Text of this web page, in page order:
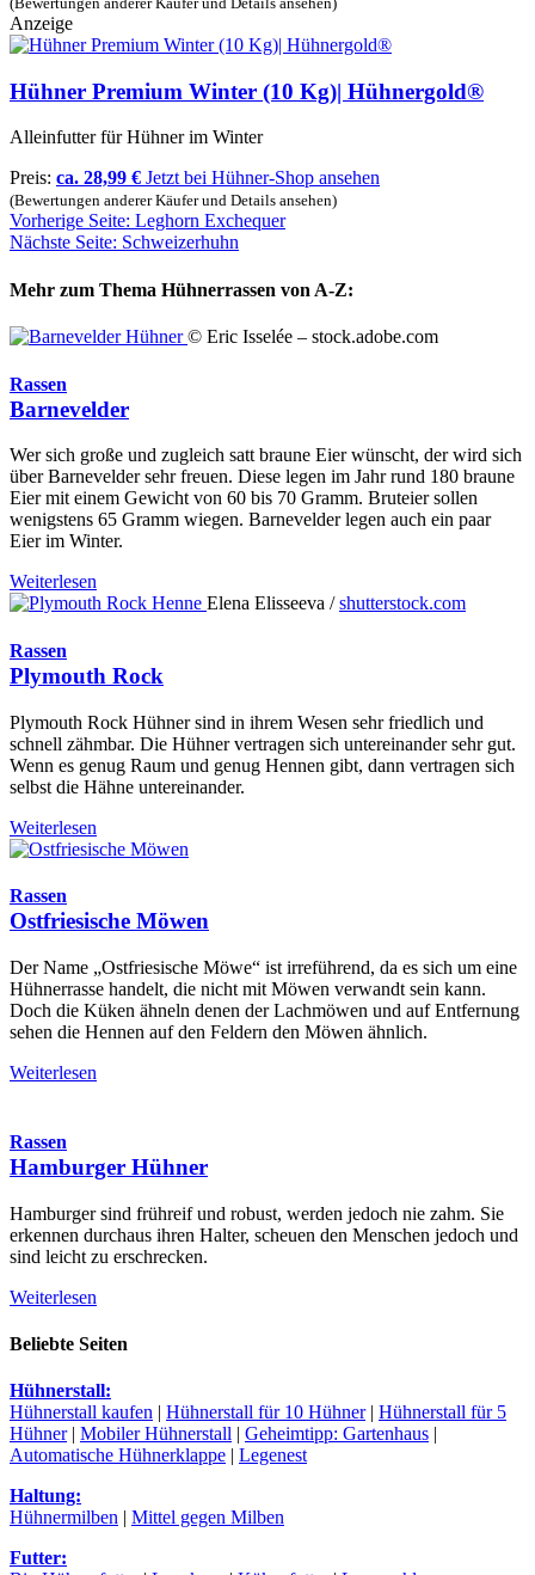
Anzeige
Hühner Premium Winter (10 Kg)| Hühnergold®
Alleinfutter für Hühner im Winter
Preis: ca. 28,99 € Jetzt bei Hühner-Shop ansehen
(Bewertungen anderer Käufer und Details ansehen)
Vorherige Seite: Leghorn Exchequer
Nächste Seite: Schweizerhuhn
Mehr zum Thema Hühnerrassen von A-Z:
© Eric Isselée – stock.adobe.com
Rassen
Barnevelder
Wer sich große und zugleich satt braune Eier wünscht, der wird sich
über Barnevelder sehr freuen. Diese legen im Jahr rund 180 braune
Eier mit einem Gewicht von 60 bis 70 Gramm. Bruteier sollen
wenigstens 65 Gramm wiegen. Barnevelder legen auch ein paar
Eier im Winter.
Weiterlesen
Elena Elisseeva /shutterstock.com
Rassen
Plymouth Rock
Plymouth Rock Hühner sind in ihrem Wesen sehr friedlich und
schnell zähmbar. Die Hühner vertragen sich untereinander sehr gut.
Wenn es genug Raum und genug Hennen gibt, dann vertragen sich
selbst die Hähne untereinander.
Weiterlesen
Rassen
Ostfriesische Möwen
Der Name „Ostfriesische Möwe“ ist irreführend, da es sich um eine
Hühnerrasse handelt, die nicht mit Möwen verwandt sein kann.
Doch die Küken ähneln denen der Lachmöwen und auf Entfernung
sehen die Hennen auf den Feldern den Möwen ähnlich.
Weiterlesen
Rassen
Hamburger Hühner
Hamburger sind frühreif und robust, werden jedoch nie zahm. Sie
erkennen durchaus ihren Halter, scheuen den Menschen jedoch und
sind leicht zu erschrecken.
Weiterlesen
Beliebte Seiten
Hühnerstall:
Hühnerstall kaufen | Hühnerstall für 10 Hühner| Hühnerstall für 5
Hühner| Mobiler Hühnerstall | Geheimtipp: Gartenhaus |
Automatische Hühnerklappe | Legenest
Haltung:
Hühnermilben | Mittel gegen Milben
Futter: